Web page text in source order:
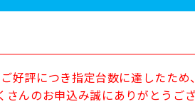
好評につき指定台数に達したため
さんのお申込み誠にありがとうご